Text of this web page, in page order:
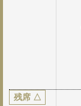
残席 △